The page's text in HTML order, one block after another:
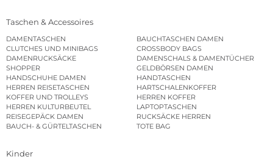
Taschen & Accessoires
DAMENTASCHEN
BAUCHTASCHEN DAMEN
CLUTCHES UND MINIBAGS
CROSSBODY BAGS
DAMENRUCKSÄCKE
DAMENSCHALS & DAMENTÜCHER
SHOPPER
GELDBÖRSEN DAMEN
HANDSCHUHE DAMEN
HANDTASCHEN
HERREN REISETASCHEN
HARTSCHALENKOFFER
KOFFER UND TROLLEYS
HERREN KOFFER
HERREN KULTURBEUTEL
LAPTOPTASCHEN
REISEGEPÄCK DAMEN
RUCKSÄCKE HERREN
BAUCH- & GÜRTELTASCHEN
TOTE BAG
Kinder